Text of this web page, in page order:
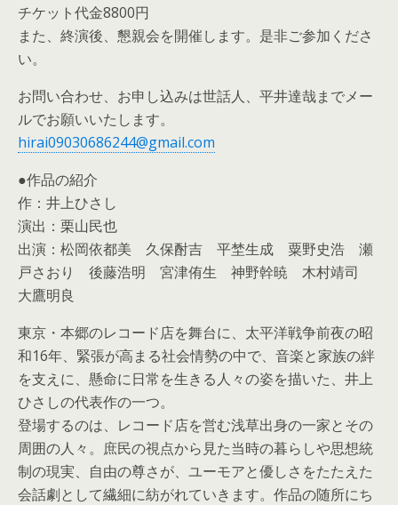
チケット代金8800円
また、終演後、懇親会を開催します。是非ご参加くださ
い。
お問い合わせ、お申し込みは世話人、平井達哉までメー
ルでお願いいたします。
hirai09030686244@gmail.com
●作品の紹介
作：井上ひさし
演出：栗山民也
出演：松岡依都美 久保酎吉 平埜生成 粟野史浩 瀬
戸さおり 後藤浩明 宮津侑生 神野幹暁 木村靖司
大鷹明良
東京・本郷のレコード店を舞台に、太平洋戦争前夜の昭
和16年、緊張が高まる社会情勢の中で、音楽と家族の絆
を支えに、懸命に日常を生きる人々の姿を描いた、井上
ひさしの代表作の一つ。
登場するのは、レコード店を営む浅草出身の一家とその
周囲の人々。庶民の視点から見た当時の暮らしや思想統
制の現実、自由の尊さが、ユーモアと優しさをたたえた
会話劇として繊細に紡がれていきます。作品の随所にち